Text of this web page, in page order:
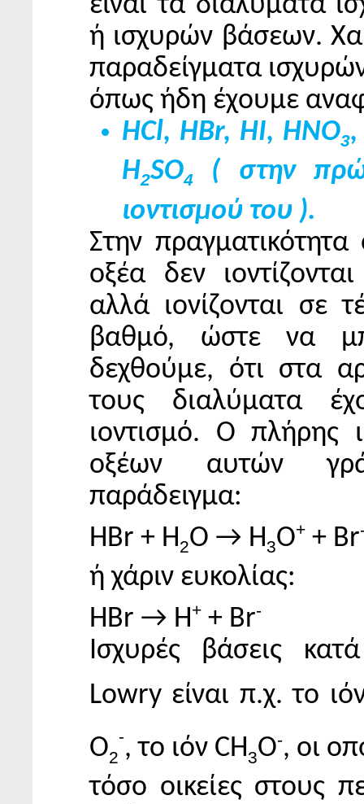
ή ισχυρών βάσεων.
παραδείγματα
όπως ήδη έχουμε
HCl, HBr, HI, HNO3,
H2SO4
( στην
ιοντισμού του ).
Στην
οξέα δεν
αλλά ιονίζονται σε
βαθμό, ώστε να
δεχθούμε, ότι στα
τους διαλύματα
ιοντισμό. Ο πλήρης
οξέων αυτών
παράδειγμα:
HBr + H2O → H3O+ + Br
ή χάριν ευκολίας:
HBr → H+ + Br-
Ισχυρές βάσεις
Lowry είναι π.χ. το
Ο2
-, το ιόν CH3O-, οι
τόσο οικείες στους